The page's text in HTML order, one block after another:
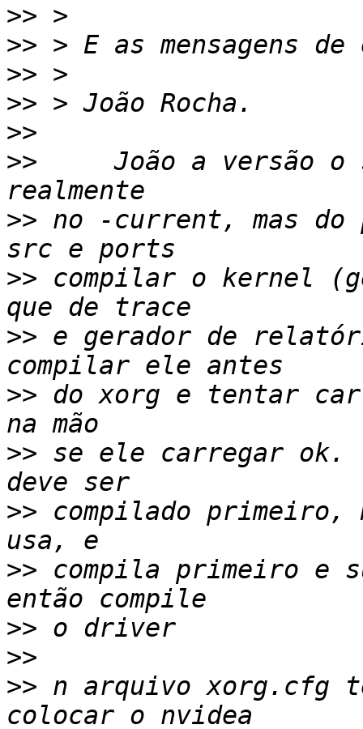
>>
>>
>>
>>
>>
>>
João a versão o
>> no -current, mas
>> compilar o kernel
>> e gerador de
>> do xorg e tentar
>> se ele carregar
>> compilado primeiro,
>> compila primeiro e
>>
>>
>> n arquivo xorg.cfg